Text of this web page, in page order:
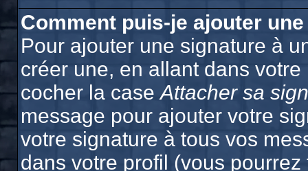
Comment puis-je ajouter
Pour ajouter une signature à
créer une, en allant dans
cocher la caseAttacher sa
message pour ajouter votre
votre signature à tous vos
dans votre profil (vous